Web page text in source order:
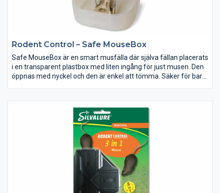
Rodent Control – Safe MouseBox
Safe MouseBox är en smart musfälla där själva fällan placerats
i en transparent plastbox med liten ingång för just musen. Den
öppnas med nyckel och den är enkel att tömma. Säker för barn,